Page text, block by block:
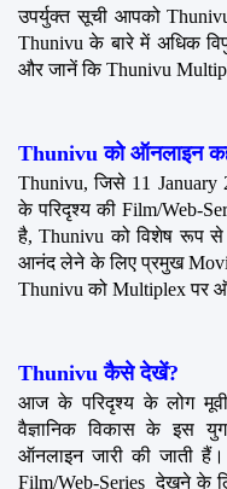
उपर्युक्त सूची आपको
Thunivu के बारे में अधिक
और जानें कि Thunivu
Thunivu को ऑनलाइन
Thunivu, जिसे 11 January
के परिदृश्य की Film/Web-
है, Thunivu को विशेष रूप
आनंद लेने के लिए प्रमुख
Thunivu को Multiplex पर
Thunivu कैसे देखें?
आज के परिदृश्य के लोग
वैज्ञानिक विकास के इस
ऑनलाइन जारी की जाती
Film/Web-Series  देखने के